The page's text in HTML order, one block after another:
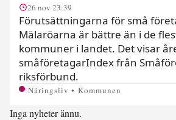
26 nov 23:39
Förutsättningarna för små
Mälaröarna är bättre än i de
kommuner i landet. Det visar
småföretagarIndex från
riksförbund.
Näringsliv • Kommunen
Inga nyheter ännu.